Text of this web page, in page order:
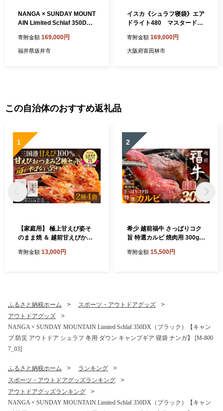
NANGA × SUNDAY MOUNT
AIN Limited Schlaf 350DX
災 アウトドア シュラフ 冬用
ダウン キャンプギア 寝袋 ナ
寄附金額 169,000円
福井県坂井市
イスカ《シュラフ寝袋》エア
ドライト480 マスタード
す。＜ISKOT＞_寝袋 シュラ
フ 防寒 アウトドア キャンプ
寄附金額 169,000円
大阪府富田林市
この自治体のおすすめ返礼品
1
【家庭用】 極上甘えび姿そ
のまま焼 ＆ 越前甘えびから
6]
寄附金額 13,000円
2
希少 越前福牛 さっぱりコク
旨 特選カルビ 焼肉用 300g
牛 赤身和牛 かるび 肉 牛 牛
寄附金額 15,500円
ふるさと納税ホーム
スポーツ・アウトドアグッズ
アウトドアグッズ
NANGA × SUNDAY MOUNTAIN Limited Schlaf 350DX（ブラック）【キャン
プ 防災 アウトドア シュラフ 冬用 ダウン キャンプギア 寝袋 ナンガ】 [M-800
7_03]
ふるさと納税ホーム
ランキング
スポーツ・アウトドアグッズランキング
アウトドアグッズランキング
NANGA × SUNDAY MOUNTAIN Limited Schlaf 350DX（ブラック）【キャン